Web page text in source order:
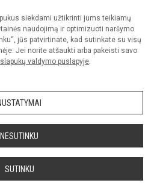
siekdami užtikrinti jums teikiamų
naudojimą ir optimizuoti naršymo
jūs patvirtinate, kad sutinkate su visų
Jei norite atšaukti arba pakeisti savo
slapukų valdymo puslapyje.
NESUTINKU
SUTINKU
mokykla. Visos teisės saugomos.
sutikimo griežtai draudžiama.
Slapukų valdymas